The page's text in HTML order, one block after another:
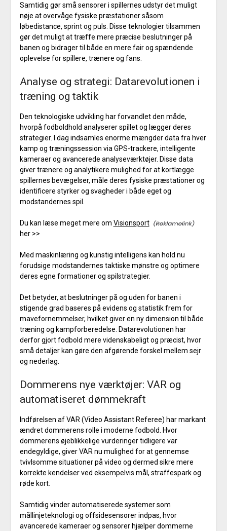
Samtidig gør små sensorer i spillernes udstyr det muligt
nøje at overvåge fysiske præstationer såsom
løbedistance, sprint og puls. Disse teknologier tilsammen
gør det muligt at træffe mere præcise beslutninger på
banen og bidrager til både en mere fair og spændende
oplevelse for spillere, trænere og fans.
Analyse og strategi: Datarevolutionen i
træning og taktik
Den teknologiske udvikling har forvandlet den måde,
hvorpå fodboldhold analyserer spillet og lægger deres
strategier. I dag indsamles enorme mængder data fra hver
kamp og træningssession via GPS-trackere, intelligente
kameraer og avancerede analyseværktøjer. Disse data
giver trænere og analytikere mulighed for at kortlægge
spillernes bevægelser, måle deres fysiske præstationer og
identificere styrker og svagheder i både eget og
modstandernes spil.
Du kan læse meget mere om Visionsport
her >>
Med maskinlæring og kunstig intelligens kan hold nu
forudsige modstandernes taktiske mønstre og optimere
deres egne formationer og spilstrategier.
Det betyder, at beslutninger på og uden for banen i
stigende grad baseres på evidens og statistik frem for
mavefornemmelser, hvilket giver en ny dimension til både
træning og kampforberedelse. Datarevolutionen har
derfor gjort fodbold mere videnskabeligt og præcist, hvor
små detaljer kan gøre den afgørende forskel mellem sejr
og nederlag.
Dommerens nye værktøjer: VAR og
automatiseret dømmekraft
Indførelsen af VAR (Video Assistant Referee) har markant
ændret dommerens rolle i moderne fodbold. Hvor
dommerens øjeblikkelige vurderinger tidligere var
endegyldige, giver VAR nu mulighed for at gennemse
tvivlsomme situationer på video og dermed sikre mere
korrekte kendelser ved eksempelvis mål, straffespark og
røde kort.
Samtidig vinder automatiserede systemer som
mållinjeteknologi og offsidesensorer indpas, hvor
avancerede kameraer og sensorer hjælper dommerne